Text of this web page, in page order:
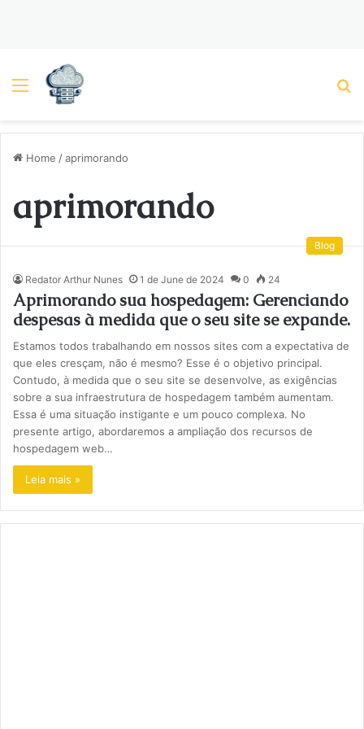
Menu
Home /aprimorando
aprimorando
Blog
Redator Arthur Nunes 1 de June de 2024 0 24
Aprimorando sua hospedagem: Gerenciando
despesas à medida que o seu site se expande.
Estamos todos trabalhando em nossos sites com a expectativa de
que eles cresçam, não é mesmo? Esse é o objetivo principal.
Contudo, à medida que o seu site se desenvolve, as exigências
sobre a sua infraestrutura de hospedagem também aumentam.
Essa é uma situação instigante e um pouco complexa. No
presente artigo, abordaremos a ampliação dos recursos de
hospedagem web…
Leia mais »